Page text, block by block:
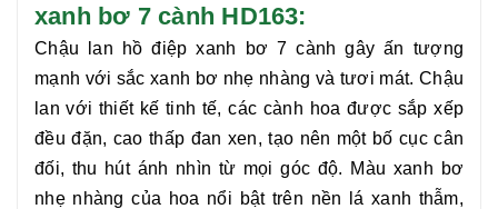
xanh bơ 7 cành HD163:
Chậu lan hồ điệp xanh bơ 7 cành gây ấn tượng
mạnh với sắc xanh bơ nhẹ nhàng và tươi mát. Chậu
lan với thiết kế tinh tế, các cành hoa được sắp xếp
đều đặn, cao thấp đan xen, tạo nên một bố cục cân
đối, thu hút ánh nhìn từ mọi góc độ. Màu xanh bơ
nhẹ nhàng của hoa nổi bật trên nền lá xanh thẫm,